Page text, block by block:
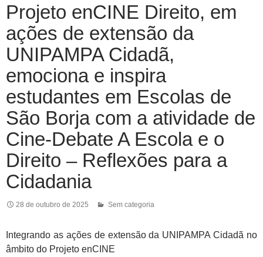
Projeto enCINE Direito, em
ações de extensão da
UNIPAMPA Cidadã,
emociona e inspira
estudantes em Escolas de
São Borja com a atividade de
Cine-Debate A Escola e o
Direito – Reflexões para a
Cidadania
28 de outubro de 2025 Sem categoria
Integrando as ações de extensão da UNIPAMPA Cidadã no
âmbito do Projeto enCINE